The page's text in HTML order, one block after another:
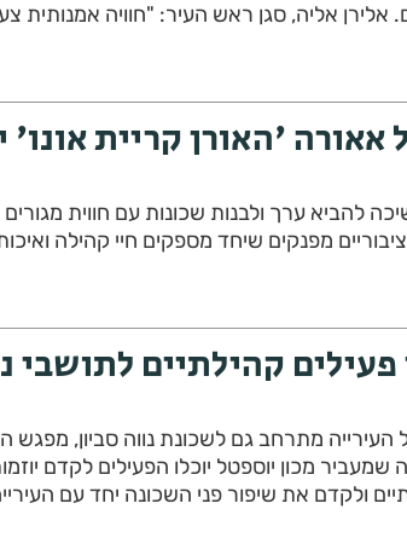
הבמאים והשחקנים המובילים. אלירן אליה, סגן ראש העיר: "חוויה
אאורה 'האורן קריית אונו'
להביא ערך ולבנות שכונות עם חווית
מפנקים שיחד מספקים חיי קהילה
קהילתיים לתושבי
העירייה מתרחב גם לשכונת נווה סביון, מפגש
מכון יוספטל יוכלו הפעילים לקדם
ולקדם את שיפור פני השכונה יחד עם